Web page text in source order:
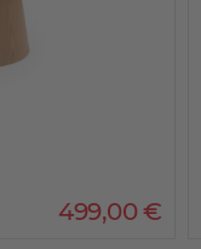
499,00€